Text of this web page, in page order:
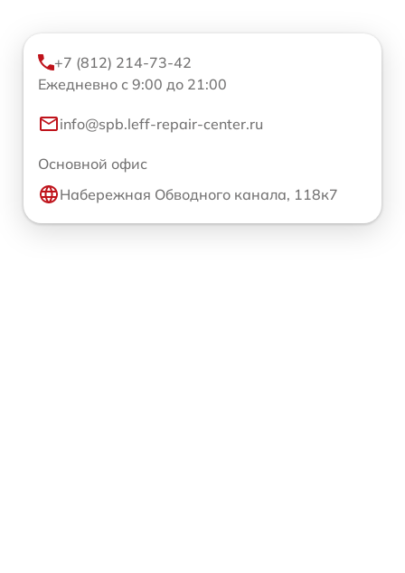
+7 (812) 214-73-42
Ежедневно с 9:00 до 21:00
info@spb.leff-repair-center.ru
Основной офис
Набережная Обводного канала, 118к7